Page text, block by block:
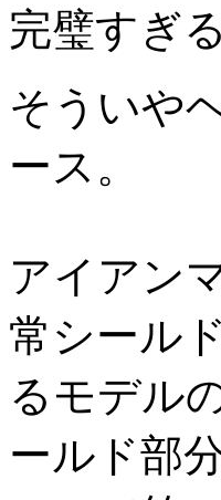
完璧すぎる
そういや
ース。
アイアン
常シール
るモデル
ールド部